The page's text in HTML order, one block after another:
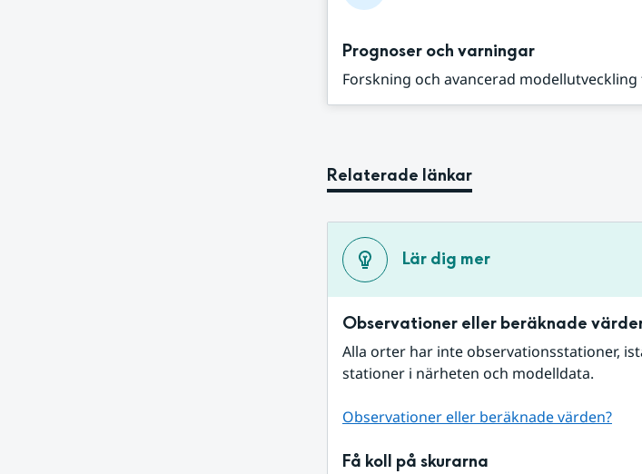
Prognoser och varningar
Forskning och avancerad
Relaterade länkar
Lär dig mer
Observationer eller beräknade
Alla orter har inte observationsstationer,
stationer i närheten och modelldata.
Observationer eller beräknade värden?
Få koll på skurarna